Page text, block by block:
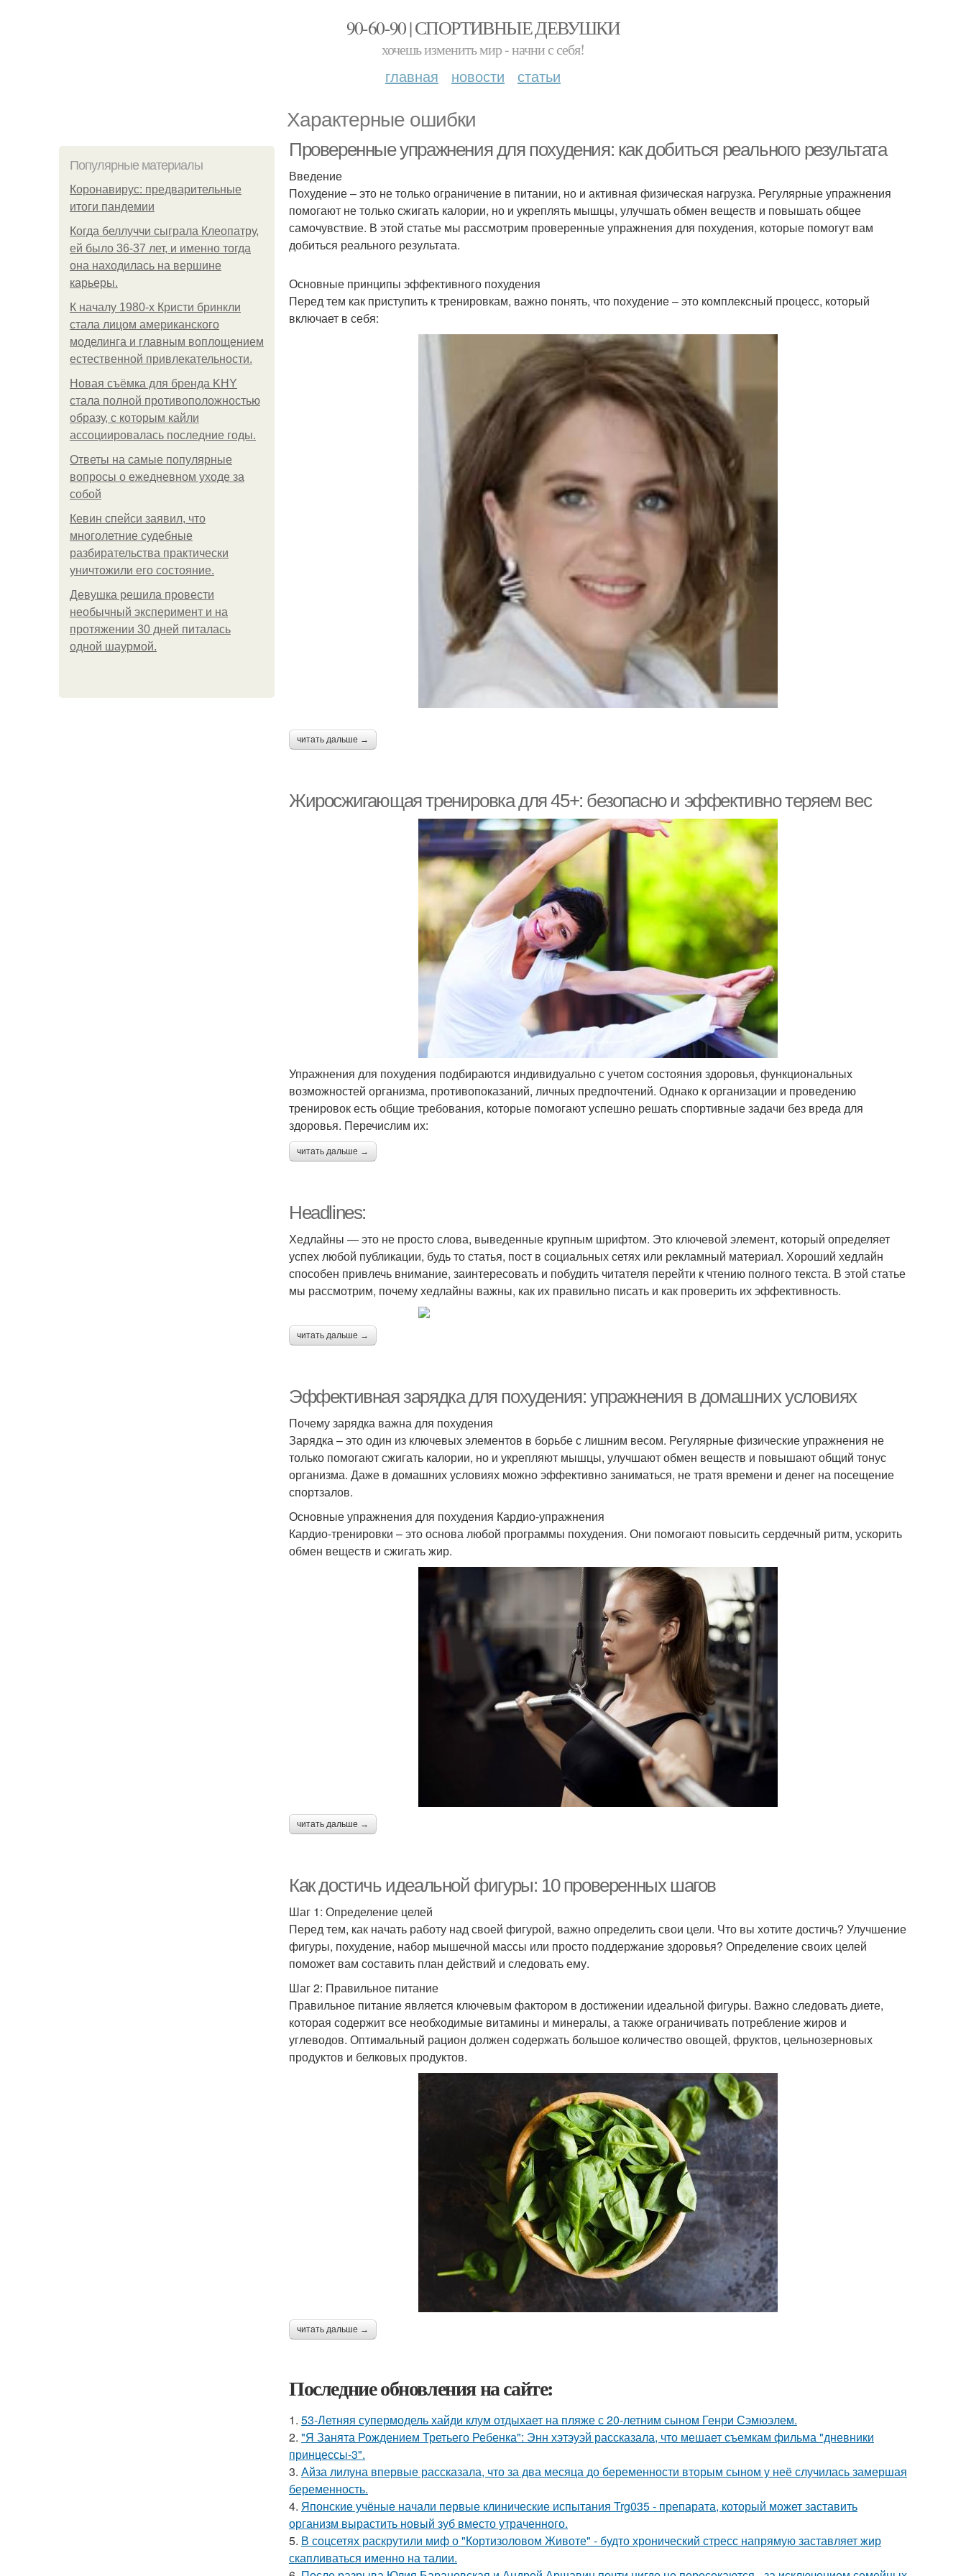
90-60-90 | СПОРТИВНЫЕ ДЕВУШКИ
хочешь изменить мир - начни с себя!
главная новости статьи
Характерные ошибки
Популярные материалы
Коронавирус: предварительные
итоги пандемии
Когда беллуччи сыграла Клеопатру,
ей было 36-37 лет, и именно тогда
она находилась на вершине
карьеры.
К началу 1980-х Кристи бринкли
стала лицом американского
моделинга и главным воплощением
естественной привлекательности.
Новая съёмка для бренда KHY
стала полной противоположностью
образу, с которым кайли
ассоциировалась последние годы.
Ответы на самые популярные
вопросы о ежедневном уходе за
собой
Кевин спейси заявил, что
многолетние судебные
разбирательства практически
уничтожили его состояние.
Девушка решила провести
необычный эксперимент и на
протяжении 30 дней питалась
одной шаурмой.
Проверенные упражнения для похудения: как добиться реального результата
Введение
Похудение – это не только ограничение в питании, но и активная физическая нагрузка. Регулярные упражнения
помогают не только сжигать калории, но и укреплять мышцы, улучшать обмен веществ и повышать общее
самочувствие. В этой статье мы рассмотрим проверенные упражнения для похудения, которые помогут вам
добиться реального результата.
Основные принципы эффективного похудения
Перед тем как приступить к тренировкам, важно понять, что похудение – это комплексный процесс, который
включает в себя:
читать дальше →
Жиросжигающая тренировка для 45+: безопасно и эффективно теряем вес
Упражнения для похудения подбираются индивидуально с учетом состояния здоровья, функциональных
возможностей организма, противопоказаний, личных предпочтений. Однако к организации и проведению
тренировок есть общие требования, которые помогают успешно решать спортивные задачи без вреда для
здоровья. Перечислим их:
читать дальше →
Headlines:
Хедлайны — это не просто слова, выведенные крупным шрифтом. Это ключевой элемент, который определяет
успех любой публикации, будь то статья, пост в социальных сетях или рекламный материал. Хороший хедлайн
способен привлечь внимание, заинтересовать и побудить читателя перейти к чтению полного текста. В этой статье
мы рассмотрим, почему хедлайны важны, как их правильно писать и как проверить их эффективность.
читать дальше →
Эффективная зарядка для похудения: упражнения в домашних условиях
Почему зарядка важна для похудения
Зарядка – это один из ключевых элементов в борьбе с лишним весом. Регулярные физические упражнения не
только помогают сжигать калории, но и укрепляют мышцы, улучшают обмен веществ и повышают общий тонус
организма. Даже в домашних условиях можно эффективно заниматься, не тратя времени и денег на посещение
спортзалов.
Основные упражнения для похудения Кардио-упражнения
Кардио-тренировки – это основа любой программы похудения. Они помогают повысить сердечный ритм, ускорить
обмен веществ и сжигать жир.
читать дальше →
Как достичь идеальной фигуры: 10 проверенных шагов
Шаг 1: Определение целей
Перед тем, как начать работу над своей фигурой, важно определить свои цели. Что вы хотите достичь? Улучшение
фигуры, похудение, набор мышечной массы или просто поддержание здоровья? Определение своих целей
поможет вам составить план действий и следовать ему.
Шаг 2: Правильное питание
Правильное питание является ключевым фактором в достижении идеальной фигуры. Важно следовать диете,
которая содержит все необходимые витамины и минералы, а также ограничивать потребление жиров и
углеводов. Оптимальный рацион должен содержать большое количество овощей, фруктов, цельнозерновых
продуктов и белковых продуктов.
читать дальше →
Последние обновления на сайте:
1. 53-Летняя супермодель хайди клум отдыхает на пляже с 20-летним сыном Генри Сэмюэлем.
2. "Я Занята Рождением Третьего Ребенка": Энн хэтэуэй рассказала, что мешает съемкам фильма "дневники
принцессы-3".
3. Айза лилуна впервые рассказала, что за два месяца до беременности вторым сыном у неё случилась замершая
беременность.
4. Японские учёные начали первые клинические испытания Trg035 - препарата, который может заставить
организм вырастить новый зуб вместо утраченного.
5. В соцсетях раскрутили миф о "Кортизоловом Животе" - будто хронический стресс напрямую заставляет жир
скапливаться именно на талии.